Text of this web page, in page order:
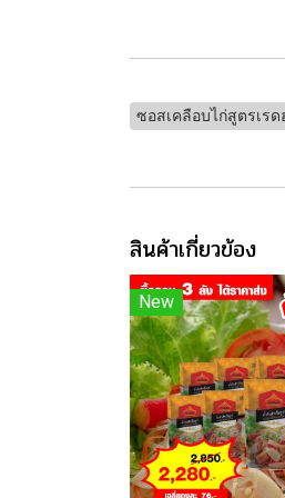
ซอสเคลือบไก่สูตรเรด
สินค้าเกี่ยวข้อง
New